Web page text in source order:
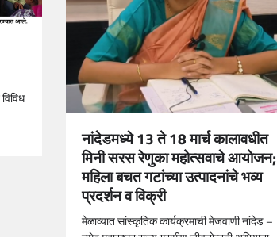
नांदेडमध्ये 13 ते 18 मार्च कालावधीत
मिनी सरस रेणुका महोत्सवाचे आयोजन;
महिला बचत गटांच्या उत्पादनांचे भव्य
प्रदर्शन व विक्री
मेळाव्यात सांस्कृतिक कार्यक्रमाची मेजवाणी नांदेड –